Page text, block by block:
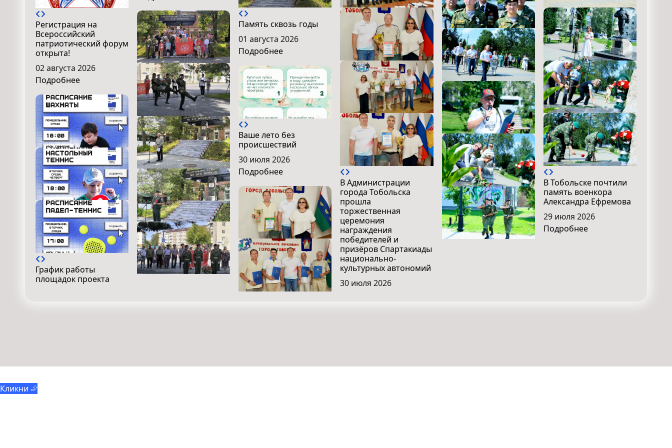
Регистрация на
Всероссийский
патриотический форум
открыта!
02 августа 2026
Подробнее
График работы
площадок проекта
Память сквозь годы
01 августа 2026
Подробнее
Ваше лето без
происшествий
30 июля 2026
Подробнее
В Администрации
города Тобольска
прошла
торжественная
церемония
награждения
победителей и
призёров Спартакиады
национально-
культурных автономий
30 июля 2026
В Тобольске почтили
память военкора
Александра Ефремова
29 июля 2026
Подробнее
Кликни ⮵